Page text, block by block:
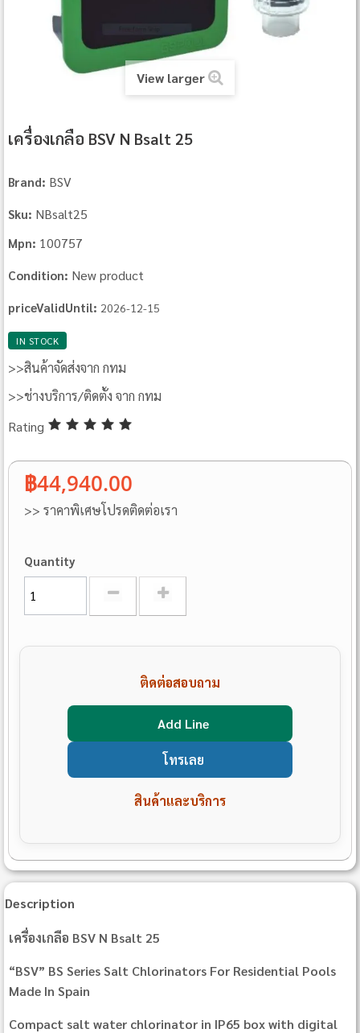
View larger
เครื่องเกลือ BSV N Bsalt 25
Brand: BSV
Sku: NBsalt25
Mpn: 100757
Condition: New product
priceValidUntil: 2026-12-15
IN STOCK
>>สินค้าจัดส่งจาก กทม
>>ช่างบริการ/ติดตั้ง จาก กทม
Rating
฿44,940.00
>> ราคาพิเศษโปรดติดต่อเรา
Quantity
ติดต่อสอบถาม
Add Line
โทรเลย
สินค้าและบริการ
Description
เครื่องเกลือ BSV N Bsalt 25
“BSV” BS Series Salt Chlorinators For Residential Pools
Made In Spain
Compact salt water chlorinator in IP65 box with digital